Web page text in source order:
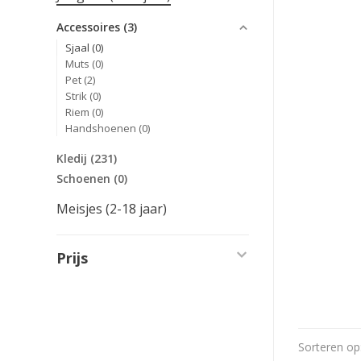
Accessoires (3)
Sjaal (0)
Muts (0)
Pet (2)
Strik (0)
Riem (0)
Handshoenen (0)
Kledij (231)
Schoenen (0)
Meisjes (2-18 jaar)
Prijs
Sorteren op: